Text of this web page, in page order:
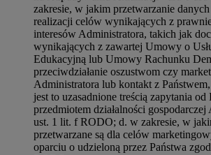
zakresie, w jakim przetwarzanie
realizacji celów wynikających z
interesów Administratora, takich jak
wynikających z zawartej Umowy o
Edukacyjną lub Umowy Rachunku
przeciwdziałanie oszustwom czy
Administratora lub kontakt z
jest to uzasadnione treścią zapytania od
przedmiotem działalności
ust. 1 lit. f RODO; d. w zakresie, w
przetwarzane są dla celów
oparciu o udzieloną przez Państwa